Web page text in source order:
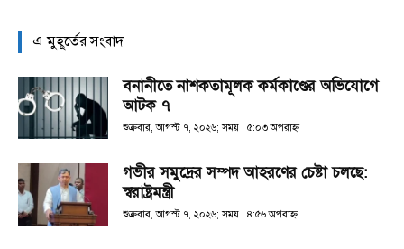
এ মুহূর্তের সংবাদ
বনানীতে নাশকতামূলক কর্মকাণ্ডের অভিযোগে
আটক ৭
শুক্রবার, আগস্ট ৭, ২০২৬; সময় : ৫:০৩ অপরাহ্ণ
গভীর সমুদ্রের সম্পদ আহরণের চেষ্টা চলছে:
স্বরাষ্ট্রমন্ত্রী
শুক্রবার, আগস্ট ৭, ২০২৬; সময় : ৪:৫৬ অপরাহ্ণ